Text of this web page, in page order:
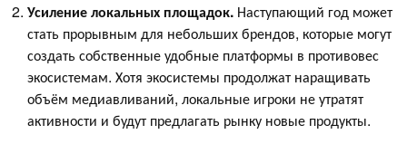
Усиление локальных площадок. Наступающий год может
стать прорывным для небольших брендов, которые могут
создать собственные удобные платформы в противовес
экосистемам. Хотя экосистемы продолжат наращивать
объём медиавливаний, локальные игроки не утратят
активности и будут предлагать рынку новые продукты.